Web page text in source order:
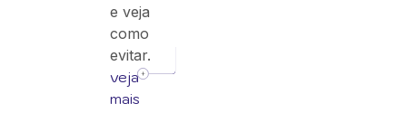
e veja
como
evitar.
veja
mais